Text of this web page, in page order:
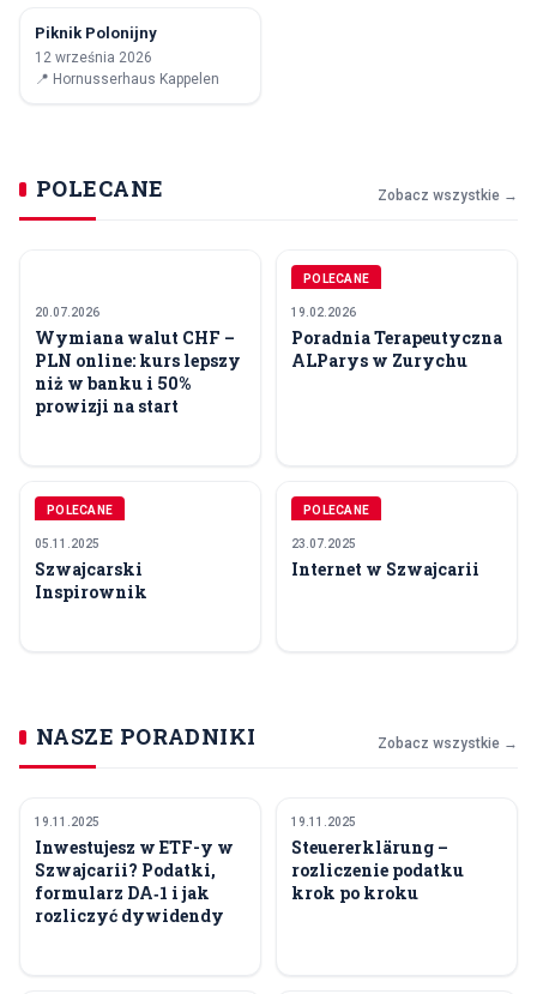
12
WRZ
Piknik Polonijny
12 września 2026
📍 Hornusserhaus Kappelen
POLECANE Zobacz wszystkie →
20.07.2026
Wymiana walut CHF –
PLN online: kurs lepszy
niż w banku i 50%
prowizji na start
POLECANE
19.02.2026
Poradnia Terapeutyczna
ALParys w Zurychu
POLECANE
05.11.2025
Szwajcarski
Inspirownik
POLECANE
23.07.2025
Internet w Szwajcarii
NASZE PORADNIKI Zobacz wszystkie →
FINANSE I PODATKI
19.11.2025
Inwestujesz w ETF-y w
Szwajcarii? Podatki,
formularz DA‑1 i jak
rozliczyć dywidendy
FINANSE I PODATKI
19.11.2025
Steuererklärung –
rozliczenie podatku
krok po kroku